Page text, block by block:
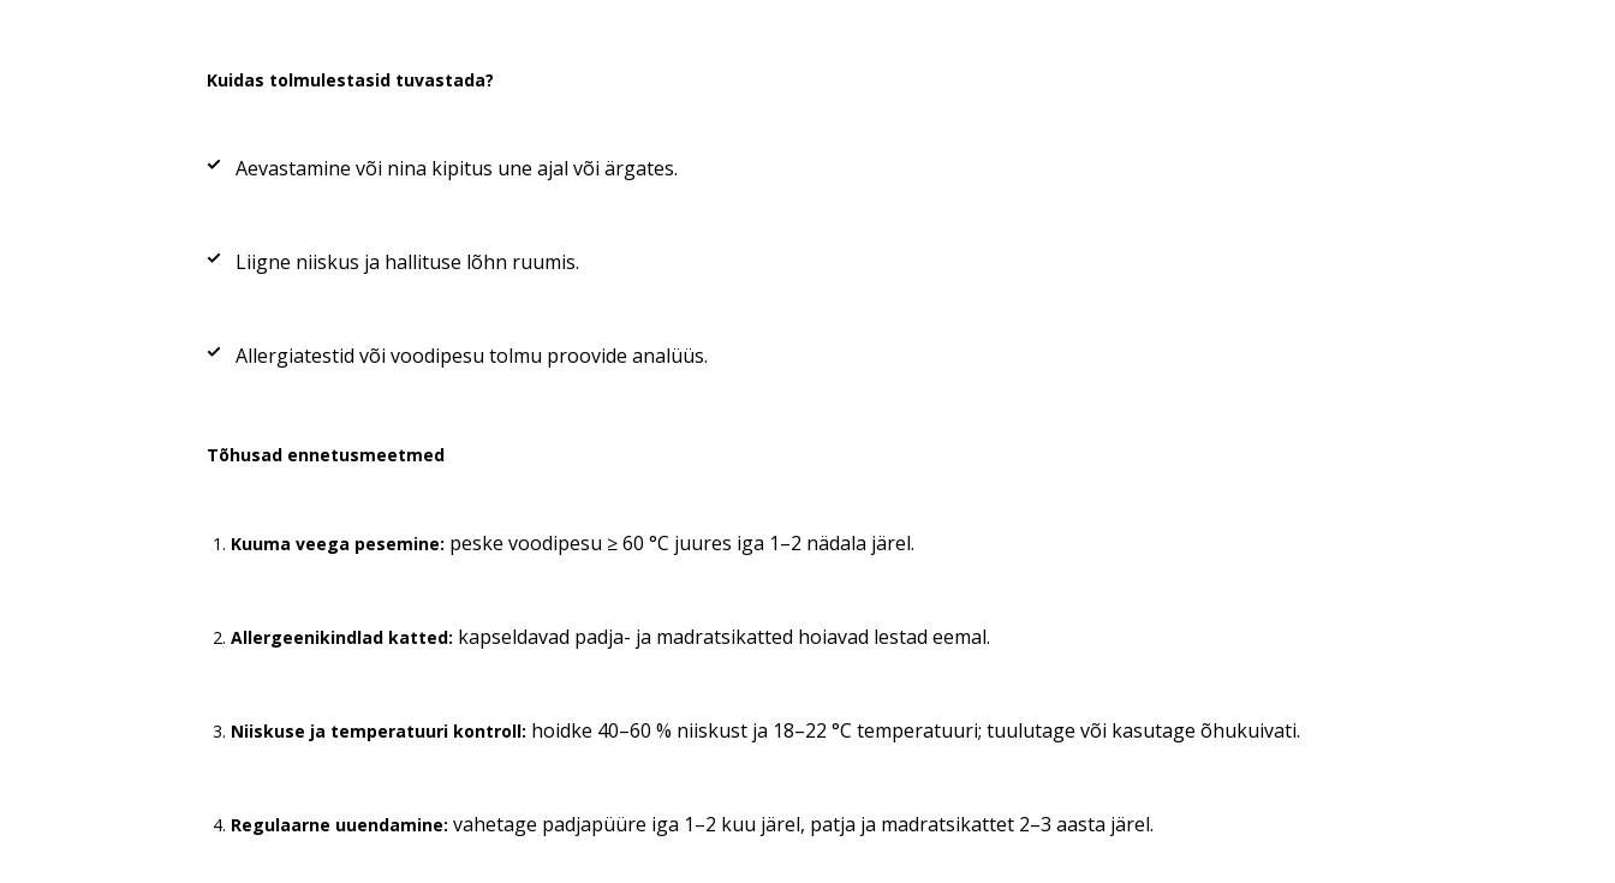
Kuidas tolmulestasid tuvastada?
Aevastamine või nina kipitus une ajal või ärgates.
Liigne niiskus ja hallituse lõhn ruumis.
Allergiatestid või voodipesu tolmu proovide analüüs.
Tõhusad ennetusmeetmed
Kuuma veega pesemine: peske voodipesu ≥ 60 °C juures iga 1–2 nädala järel.
Allergeenikindlad katted: kapseldavad padja- ja madratsikatted hoiavad lestad eemal.
Niiskuse ja temperatuuri kontroll: hoidke 40–60 % niiskust ja 18–22 °C temperatuuri; tuulutage või kasutage õhukuivati.
Regulaarne uuendamine: vahetage padjapüüre iga 1–2 kuu järel, patja ja madratsikattet 2–3 aasta järel.